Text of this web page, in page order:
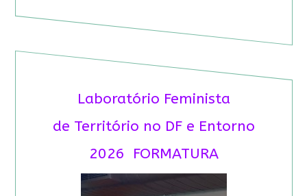
Laboratório Feminista
de Território no DF e Entorno
2026 FORMATURA